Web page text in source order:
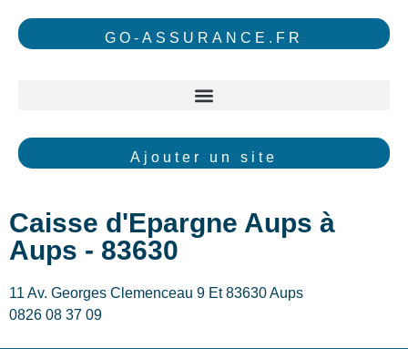
GO-ASSURANCE.FR
Ajouter un site
Caisse d'Epargne Aups à
Aups - 83630
11 Av. Georges Clemenceau 9 Et 83630 Aups
0826 08 37 09